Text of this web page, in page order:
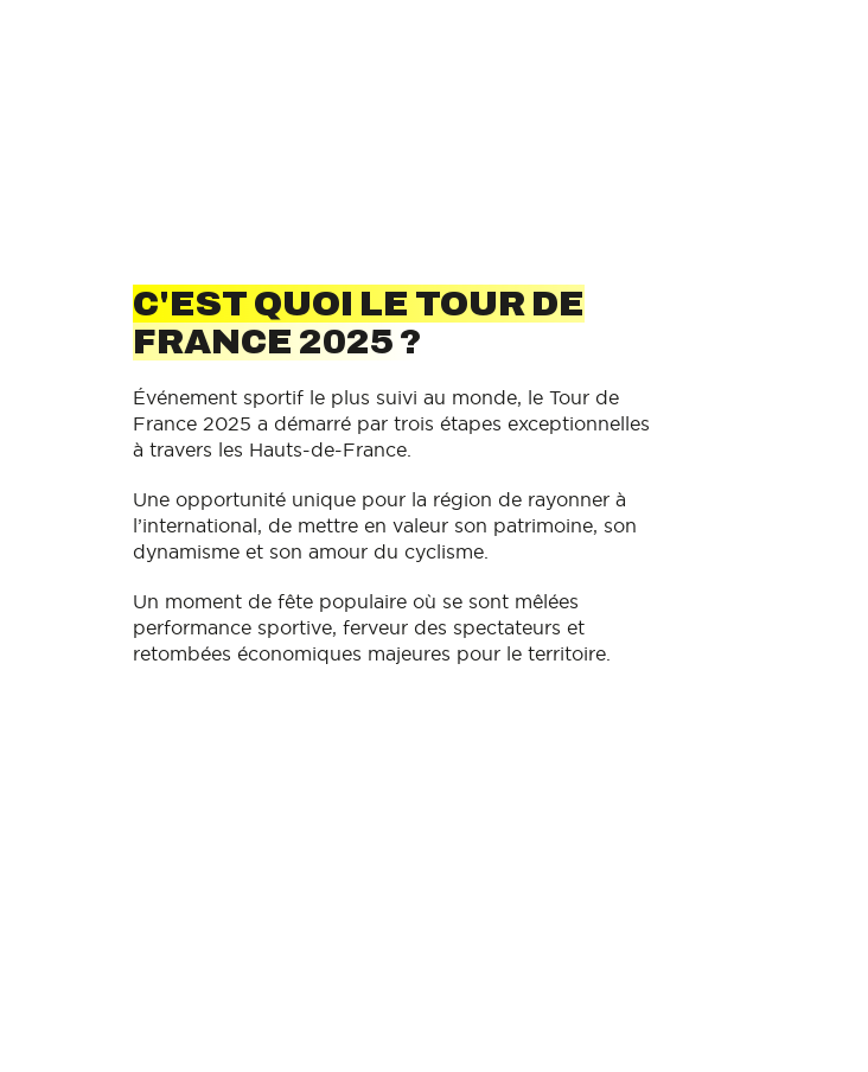
C'EST QUOI LE TOUR DE
FRANCE 2025 ?
Événement sportif le plus suivi au monde, le Tour de
France 2025 a démarré par trois étapes exceptionnelles
à travers les Hauts-de-France.
Une opportunité unique pour la région de rayonner à
l’international, de mettre en valeur son patrimoine, son
dynamisme et son amour du cyclisme.
Un moment de fête populaire où se sont mêlées
performance sportive, ferveur des spectateurs et
retombées économiques majeures pour le territoire.